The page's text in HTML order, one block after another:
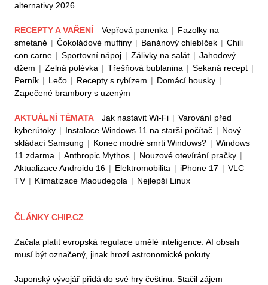
alternativy 2026
RECEPTY A VAŘENÍ Vepřová panenka | Fazolky na
smetaně | Čokoládové muffiny | Banánový chlebíček | Chili
con carne | Sportovní nápoj | Zálivky na salát | Jahodový
džem | Zelná polévka | Třešňová bublanina | Sekaná recept |
Perník | Lečo | Recepty s rybízem | Domácí housky |
Zapečené brambory s uzeným
AKTUÁLNÍ TÉMATA Jak nastavit Wi-Fi | Varování před
kyberútoky | Instalace Windows 11 na starší počítač | Nový
skládací Samsung | Konec modré smrti Windows? | Windows
11 zdarma | Anthropic Mythos | Nouzové otevírání pračky |
Aktualizace Androidu 16 | Elektromobilita | iPhone 17 | VLC
TV | Klimatizace Maoudegola | Nejlepší Linux
ČLÁNKY CHIP.CZ
Začala platit evropská regulace umělé inteligence. AI obsah
musí být označený, jinak hrozí astronomické pokuty
Japonský vývojář přidá do své hry češtinu. Stačil zájem